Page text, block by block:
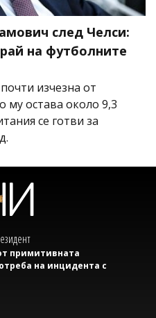
след Челси:
на футболните
изчезна от
му остава около 9,3
се готви за
примитивната
на инцидента с